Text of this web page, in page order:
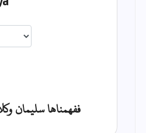
ففهمناها سليمان